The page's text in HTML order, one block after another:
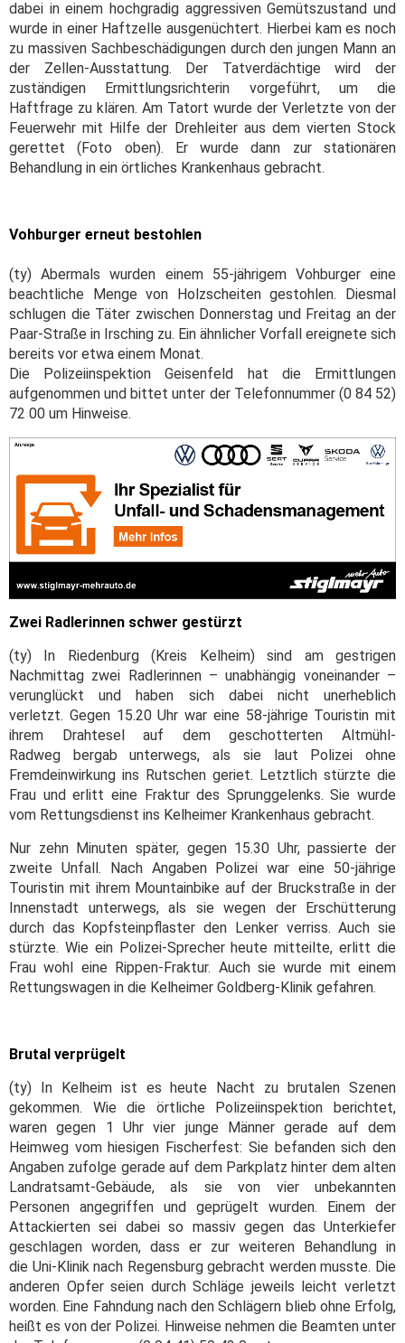
dabei in einem hochgradig aggressiven Gemütszustand und
wurde in einer Haftzelle ausgenüchtert. Hierbei kam es noch
zu massiven Sachbeschädigungen durch den jungen Mann an
der Zellen-Ausstattung. Der Tatverdächtige wird der
zuständigen Ermittlungsrichterin vorgeführt, um die
Haftfrage zu klären. Am Tatort wurde der Verletzte von der
Feuerwehr mit Hilfe der Drehleiter aus dem vierten Stock
gerettet (Foto oben). Er wurde dann zur stationären
Behandlung in ein örtliches Krankenhaus gebracht.
Vohburger erneut bestohlen
(ty) Abermals wurden einem 55-jährigem Vohburger eine
beachtliche Menge von Holzscheiten gestohlen. Diesmal
schlugen die Täter zwischen Donnerstag und Freitag an der
Paar-Straße in Irsching zu. Ein ähnlicher Vorfall ereignete sich
bereits vor etwa einem Monat.
Die Polizeiinspektion Geisenfeld hat die Ermittlungen
aufgenommen und bittet unter der Telefonnummer (0 84 52)
72 00 um Hinweise.
Zwei Radlerinnen schwer gestürzt
(ty) In Riedenburg (Kreis Kelheim) sind am gestrigen
Nachmittag zwei Radlerinnen – unabhängig voneinander –
verunglückt und haben sich dabei nicht unerheblich
verletzt. Gegen 15.20 Uhr war eine 58-jährige Touristin mit
ihrem Drahtesel auf dem geschotterten Altmühl-
Radweg bergab unterwegs, als sie laut Polizei ohne
Fremdeinwirkung ins Rutschen geriet. Letztlich stürzte die
Frau und erlitt eine Fraktur des Sprunggelenks. Sie wurde
vom Rettungsdienst ins Kelheimer Krankenhaus gebracht.
Nur zehn Minuten später, gegen 15.30 Uhr, passierte der
zweite Unfall. Nach Angaben Polizei war eine 50-jährige
Touristin mit ihrem Mountainbike auf der Bruckstraße in der
Innenstadt unterwegs, als sie wegen der Erschütterung
durch das Kopfsteinpflaster den Lenker verriss. Auch sie
stürzte. Wie ein Polizei-Sprecher heute mitteilte, erlitt die
Frau wohl eine Rippen-Fraktur. Auch sie wurde mit einem
Rettungswagen in die Kelheimer Goldberg-Klinik gefahren.
Brutal verprügelt
(ty) In Kelheim ist es heute Nacht zu brutalen Szenen
gekommen. Wie die örtliche Polizeiinspektion berichtet,
waren gegen 1 Uhr vier junge Männer gerade auf dem
Heimweg vom hiesigen Fischerfest: Sie befanden sich den
Angaben zufolge gerade auf dem Parkplatz hinter dem alten
Landratsamt-Gebäude, als sie von vier unbekannten
Personen angegriffen und geprügelt wurden. Einem der
Attackierten sei dabei so massiv gegen das Unterkiefer
geschlagen worden, dass er zur weiteren Behandlung in
die Uni-Klinik nach Regensburg gebracht werden musste. Die
anderen Opfer seien durch Schläge jeweils leicht verletzt
worden. Eine Fahndung nach den Schlägern blieb ohne Erfolg,
heißt es von der Polizei. Hinweise nehmen die Beamten unter